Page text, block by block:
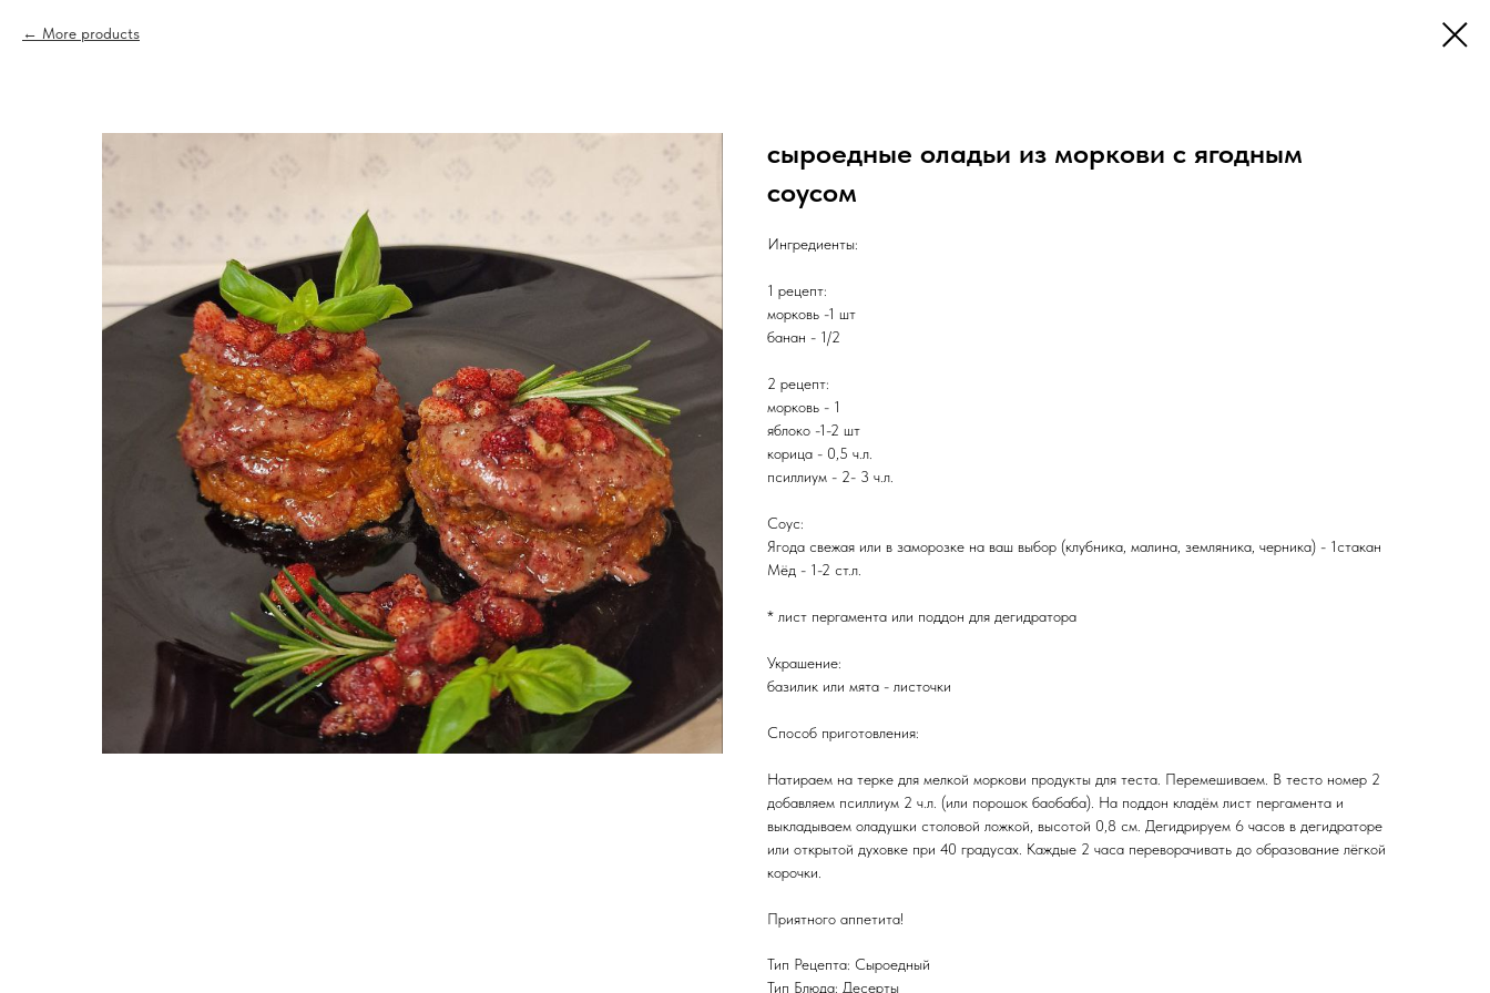
More products
сыроедные оладьи из моркови с ягодным
соусом
Ингредиенты:
1 рецепт:
морковь -1 шт
банан - 1/2
2 рецепт:
морковь - 1
яблоко -1-2 шт
корица - 0,5 ч.л.
псиллиум - 2- 3 ч.л.
Соус:
Ягода свежая или в заморозке на ваш выбор (клубника, малина, земляника, черника) - 1стакан
Мёд - 1-2 ст.л.
* лист пергамента или поддон для дегидратора
Украшение:
базилик или мята - листочки
Способ приготовления:
Натираем на терке для мелкой моркови продукты для теста. Перемешиваем. В тесто номер 2
добавляем псиллиум 2 ч.л. (или порошок баобаба). На поддон кладём лист пергамента и
выкладываем оладушки столовой ложкой, высотой 0,8 см. Дегидрируем 6 часов в дегидраторе
или открытой духовке при 40 градусах. Каждые 2 часа переворачивать до образование лёгкой
корочки.
Приятного аппетита!
Тип Рецепта: Сыроедный
Тип Блюда: Десерты